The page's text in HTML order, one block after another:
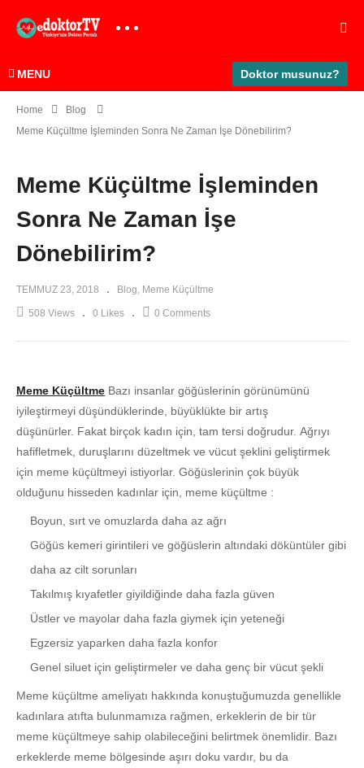
MENU Doktor musunuz?
Home
Blog
Meme Küçültme İşleminden Sonra Ne Zaman İşe Dönebilirim?
Meme Küçültme İşleminden
Sonra Ne Zaman İşe
Dönebilirim?
TEMMUZ 23, 2018 Blog Meme Küçültme
508 Views 0 Likes 0 Comments
Meme Küçültme Bazı insanlar göğüslerinin görünümünü
iyileştirmeyi düşündüklerinde, büyüklükte bir artış
düşünürler. Fakat birçok kadın için, tam tersi doğrudur. Ağrıyı
hafifletmek, duruşlarını düzeltmek ve vücut şeklini geliştirmek
için meme küçültmeyi istiyorlar. Göğüslerinin çok büyük
olduğunu hisseden kadınlar için, meme küçültme :
Boyun, sırt ve omuzlarda daha az ağrı
Göğüs kemeri girintileri ve göğüslerin altındaki döküntüler gibi
daha az cilt sorunları
Takılmış kıyafetler giyildiğinde daha fazla güven
Üstler ve mayolar daha fazla giymek için yeteneği
Egzersiz yaparken daha fazla konfor
Genel siluet için geliştirmeler ve daha genç bir vücut şekli
Meme küçültme ameliyatı hakkında konuştuğumuzda genellikle
kadınlara atıfta bulunmamıza rağmen, erkeklerin de bir tür
meme küçültmeye sahip olabileceğini belirtmek önemlidir. Bazı
erkeklerde meme bölgesinde aşırı doku vardır, bu da